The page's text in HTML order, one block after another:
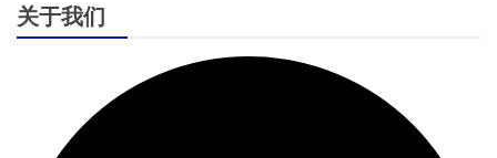
关于我们